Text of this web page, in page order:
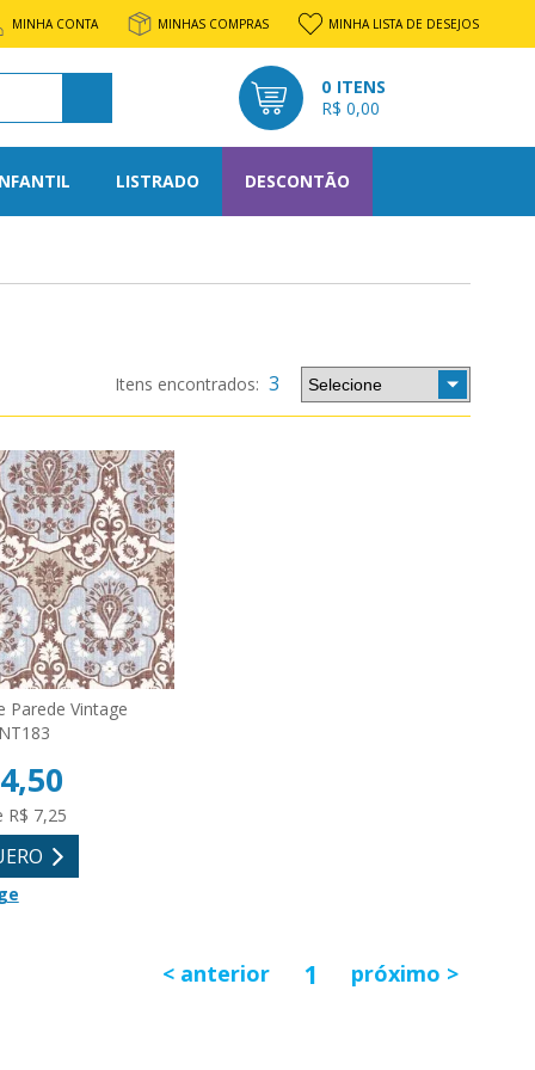
MINHA CONTA MINHAS COMPRAS MINHA LISTA DE DESEJOS
0
R$ 0,00
LISTRADO DESCONTÃO
3
Parede Vintage
R$ 7,25
anterior 1 próximo